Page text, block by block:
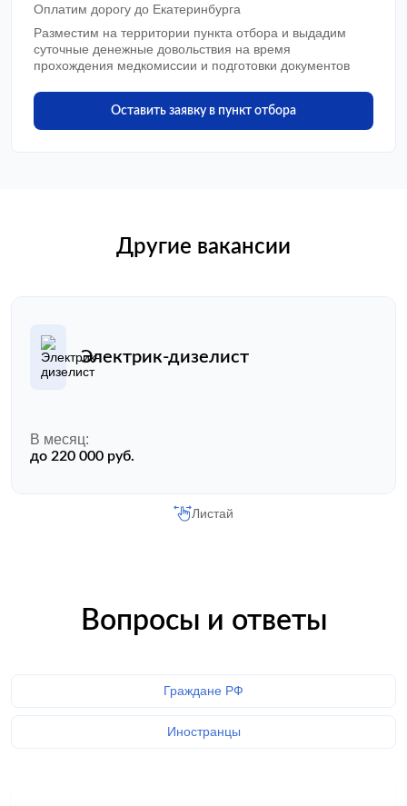
Оплатим дорогу до Екатеринбурга
Разместим на территории пункта отбора и выдадим
суточные денежные довольствия на время
прохождения медкомиссии и подготовки документов
Оставить заявку в пункт отбора
Другие вакансии
Электрик-дизелист
В месяц:
до 220 000 руб.
Листай
Вопросы и ответы
Граждане РФ
Иностранцы